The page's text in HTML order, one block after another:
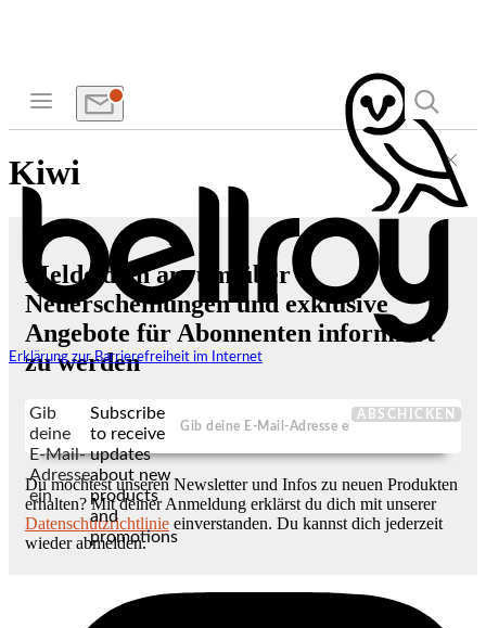
Erklärung zur Barrierefreiheit im Internet
Kiwi
Melde dich an, um über
Neuerscheinungen und exklusive
Angebote für Abonnenten informiert
zu werden
Gib
deine
E-Mail-
Adresse
ein
Subscribe
to receive
updates
about new
products
and
promotions
ABSCHICKEN
Du möchtest unseren Newsletter und Infos zu neuen Produkten
erhalten? Mit deiner Anmeldung erklärst du dich mit unserer
Datenschutzrichtlinie einverstanden. Du kannst dich jederzeit
wieder abmelden.